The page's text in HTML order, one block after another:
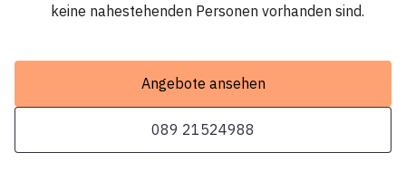
keine nahestehenden Personen vorhanden sind.
Angebote ansehen
089 21524988